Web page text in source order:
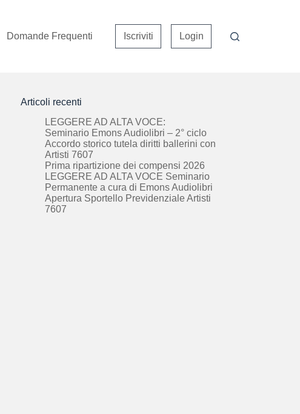
Domande Frequenti Iscriviti Login
Articoli recenti
LEGGERE AD ALTA VOCE:
Seminario Emons Audiolibri – 2° ciclo
Accordo storico tutela diritti ballerini con
Artisti 7607
Prima ripartizione dei compensi 2026
LEGGERE AD ALTA VOCE Seminario
Permanente a cura di Emons Audiolibri
Apertura Sportello Previdenziale Artisti
7607